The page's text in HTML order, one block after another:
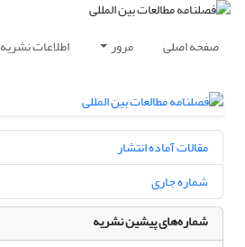
صفحه اصلی مرور اطلاعات نشریه
مقالات آماده انتشار
شماره جاری
شماره‌های پیشین نشریه